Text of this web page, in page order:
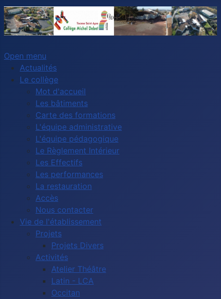
Open menu
Actualités
Le collège
Mot d'accueil
Les bâtiments
Carte des formations
L'équipe administrative
L'équipe pédagogique
Le Règlement Intérieur
Les Effectifs
Les performances
La restauration
Accès
Nous contacter
Vie de l'établissement
Projets
Projets Divers
Activités
Atelier Théâtre
Latin - LCA
Occitan